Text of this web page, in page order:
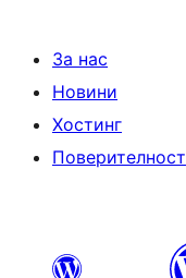
За нас
Новини
Хостинг
Поверителност